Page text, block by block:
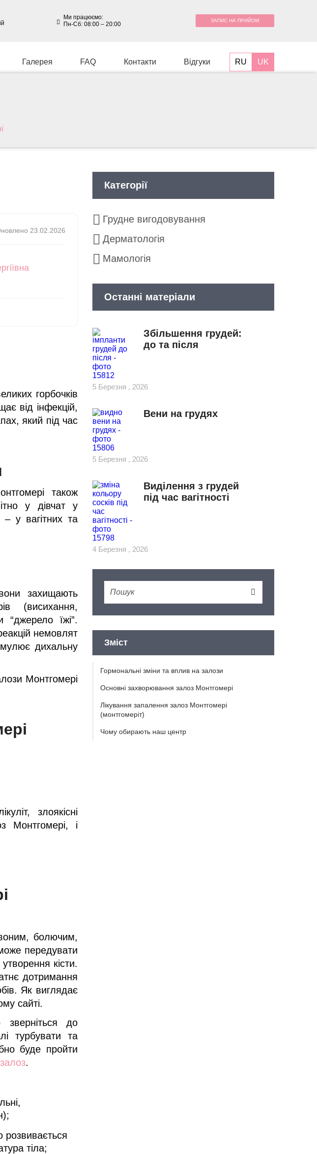
Ми працюємо:
Пн-Сб: 08:00 – 20:00
ЗАПИС НА ПРИЙОМ
Галерея FAQ Контакти Відгуки RU UK
23.02.2026
горбочків
від інфекцій,
який під час
також
у дівчат у
– у вагітних та
захищають
(висихання,
їжі”.
немовлят
дихальну
Монтгомері
злоякісні
Монтгомері, і
болючим,
передувати
кісти.
дотримання
Як виглядає
сайті.
зверніться до
турбувати та
буде пройти
.
розвивається
тіла;
Категорії
Грудне вигодовування
Дерматологія
Мамологія
Останні матеріали
Збільшення грудей:
до та після
5 Березня , 2026
Вени на грудях
5 Березня , 2026
Виділення з грудей
під час вагітності
4 Березня , 2026
Зміст
Гормональні зміни та вплив на залози
Основні захворювання залоз Монтгомері
Лікування запалення залоз Монтгомері
(монтгомеріт)
Чому обирають наш центр